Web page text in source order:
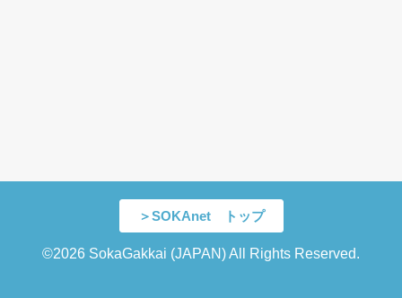
＞SOKAnet トップ
©2026 SokaGakkai (JAPAN) All Rights Reserved.